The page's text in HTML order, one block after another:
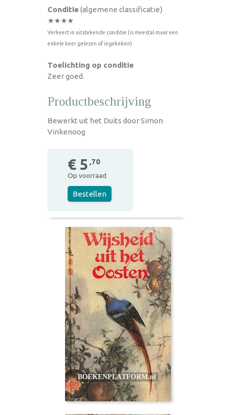
Conditie(algemene classificatie)
★★★★
Verkeert in uitstekende conditie (is meestal maar een
enkele keer gelezen of ingekeken)
Toelichting op conditie
Zeer goed.
Productbeschrijving
Bewerkt uit het Duits door Simon
Vinkenoog
€ 5 ,70
Op voorraad
Bestellen